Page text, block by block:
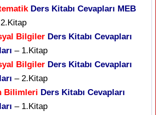
Ders Kitabı Cevapları MEB
Bilgiler Ders Kitabı Cevapları
– 1.Kitap
Bilgiler Ders Kitabı Cevapları
– 2.Kitap
Bilimleri Ders Kitabı Cevapları
– 1.Kitap